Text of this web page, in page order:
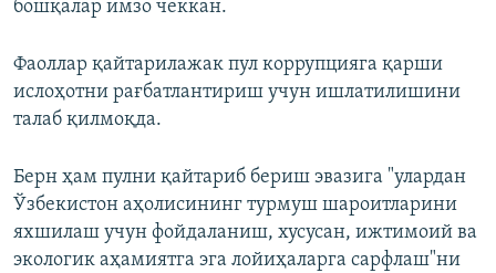
бошқалар имзо чеккан.
Фаоллар қайтарилажак пул коррупцияга қарши
ислоҳотни рағбатлантириш учун ишлатилишини
талаб қилмоқда.
Берн ҳам пулни қайтариб бериш эвазига "улардан
Ўзбекистон аҳолисининг турмуш шароитларини
яхшилаш учун фойдаланиш, хусусан, ижтимоий ва
экологик аҳамиятга эга лойиҳаларга сарфлаш"ни